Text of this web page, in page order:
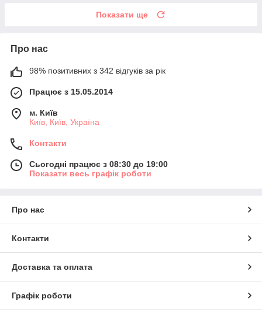
Показати ще
Про нас
98% позитивних з 342 відгуків за рік
Працює з 15.05.2014
м. Київ
Київ, Київ, Україна
Контакти
Сьогодні працює з 08:30 до 19:00
Показати весь графік роботи
Про нас
Контакти
Доставка та оплата
Графік роботи